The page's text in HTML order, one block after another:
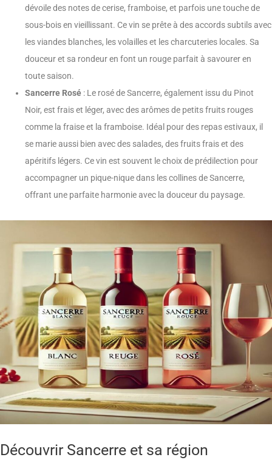
dévoile des notes de cerise, framboise, et parfois une touche de
sous-bois en vieillissant. Ce vin se prête à des accords subtils avec
les viandes blanches, les volailles et les charcuteries locales. Sa
douceur et sa rondeur en font un rouge parfait à savourer en
toute saison.
Sancerre Rosé : Le rosé de Sancerre, également issu du Pinot
Noir, est frais et léger, avec des arômes de petits fruits rouges
comme la fraise et la framboise. Idéal pour des repas estivaux, il
se marie aussi bien avec des salades, des fruits frais et des
apéritifs légers. Ce vin est souvent le choix de prédilection pour
accompagner un pique-nique dans les collines de Sancerre,
offrant une parfaite harmonie avec la douceur du paysage.
Découvrir Sancerre et sa région